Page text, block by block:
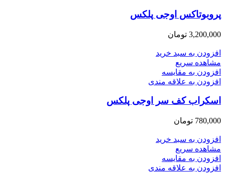
پروبوتاکس اوجی پلکس
3,200,000 تومان
افزودن به سبد خرید
مشاهده سریع
افزودن به مقایسه
افزودن به علاقه مندی
اسکراب کف سر اوجی پلکس
780,000 تومان
افزودن به سبد خرید
مشاهده سریع
افزودن به مقایسه
افزودن به علاقه مندی